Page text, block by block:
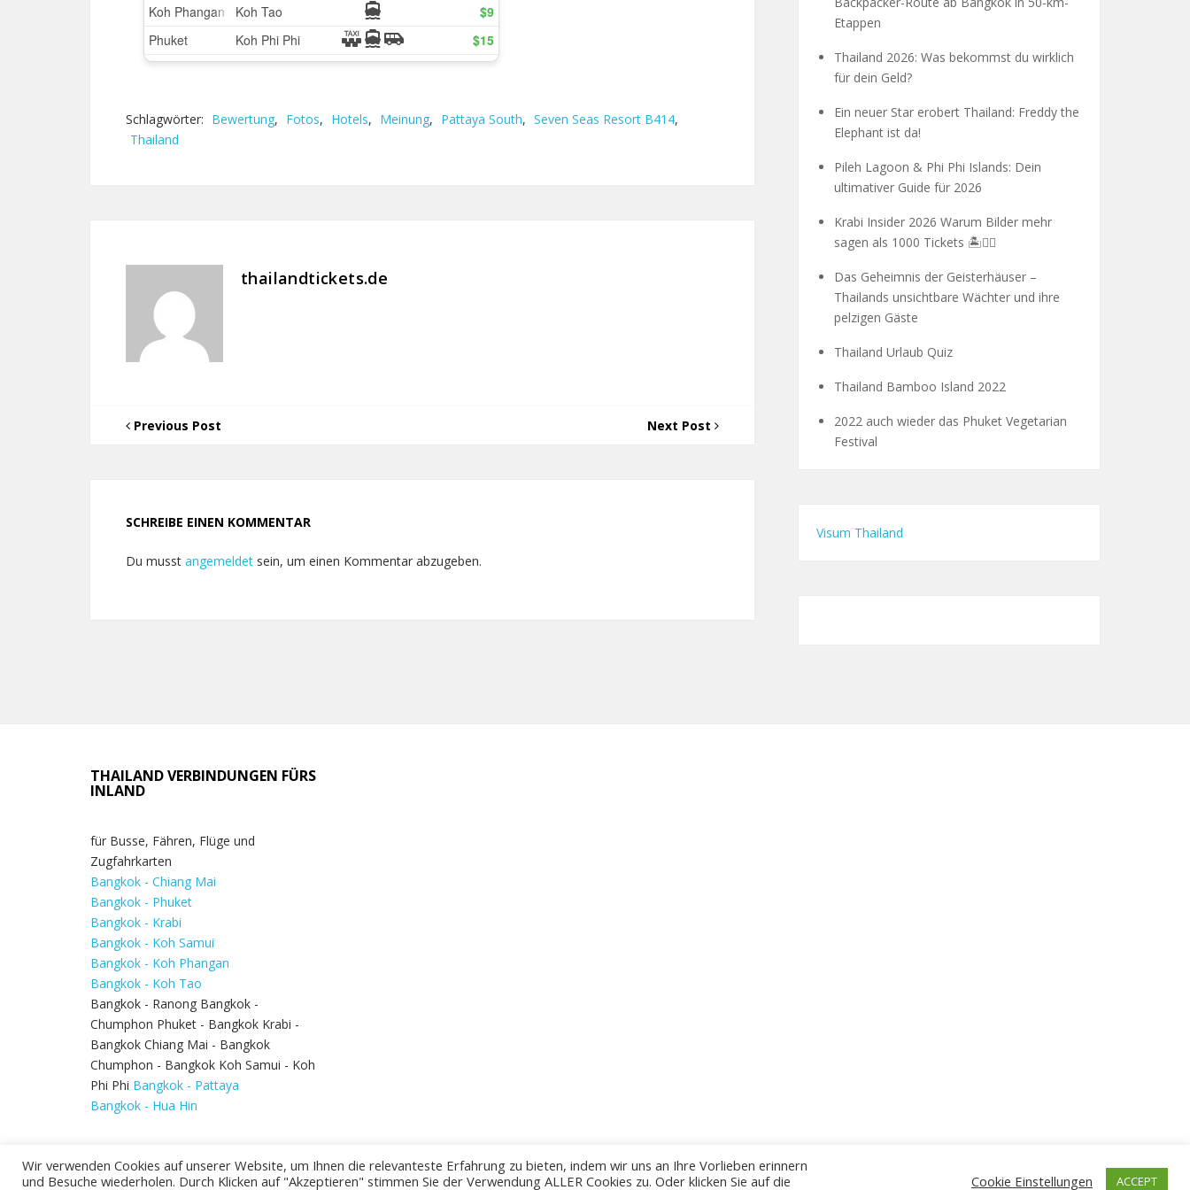
Schlagwörter: Bewertung, Fotos, Hotels, Meinung, Pattaya South, Seven Seas Resort B414,
Thailand
thailandtickets.de
Previous Post Next Post
SCHREIBE EINEN KOMMENTAR
Du musst angemeldet sein, um einen Kommentar abzugeben.
Etappen
Thailand 2026: Was bekommst du wirklich
für dein Geld?
Ein neuer Star erobert Thailand: Freddy the
Elephant ist da!
Pileh Lagoon & Phi Phi Islands: Dein
ultimativer Guide für 2026
Krabi Insider 2026 Warum Bilder mehr
sagen als 1000 Tickets 🏝️🧗‍♂️
Das Geheimnis der Geisterhäuser –
Thailands unsichtbare Wächter und ihre
pelzigen Gäste
Thailand Urlaub Quiz
Thailand Bamboo Island 2022
2022 auch wieder das Phuket Vegetarian
Festival
Visum Thailand
THAILAND VERBINDUNGEN FÜRS
INLAND
für Busse, Fähren, Flüge und
Zugfahrkarten
Bangkok - Chiang Mai
Bangkok - Phuket
Bangkok - Krabi
Bangkok - Koh Samui
Bangkok - Koh Phangan
Bangkok - Koh Tao
Bangkok - Ranong Bangkok -
Chumphon Phuket - Bangkok Krabi -
Bangkok Chiang Mai - Bangkok
Chumphon - Bangkok Koh Samui - Koh
Phi Phi Bangkok - Pattaya
Bangkok - Hua Hin
Wir verwenden Cookies auf unserer Website, um Ihnen die relevanteste Erfahrung zu bieten, indem wir uns an Ihre Vorlieben erinnern
und Besuche wiederholen. Durch Klicken auf "Akzeptieren" stimmen Sie der Verwendung ALLER Cookies zu. Oder klicken Sie auf die
Cookie Einstellungen ACCEPT